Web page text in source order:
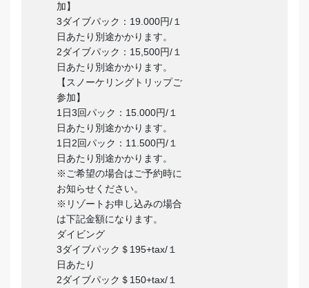
加】
3ダイブパック：19.000円/１
日あたり別途かかります。
2ダイブパック：15,500円/１
日あたり別途かかります。
【スノーケリングトリップご
参加】
1日3回パック：15.000円/１
日あたり別途かかります。
1日2回パック：11.500円/１
日あたり別途かかります。
※ご希望の場合はご予約時に
お知らせください。
※リゾートお申し込みの場合
は下記金額になります。
ダイビング
3ダイブパック＄195+tax/１
日あたり
2ダイブパック＄150+tax/１